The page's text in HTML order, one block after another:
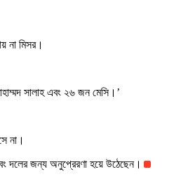
না মিসর।
সালাহ এবং ২৬ জন মেসি।’
না।
দলের জন্য অনুপ্রেরণা হয়ে উঠেছেন।